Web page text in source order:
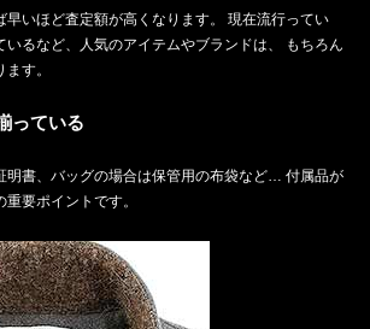
早いほど査定額が高くなります。 現在流行ってい
いるなど、人気のアイテムやブランドは、 もちろん
す。
っている
明書、バッグの場合は保管用の布袋など… 付属品が
要ポイントです。